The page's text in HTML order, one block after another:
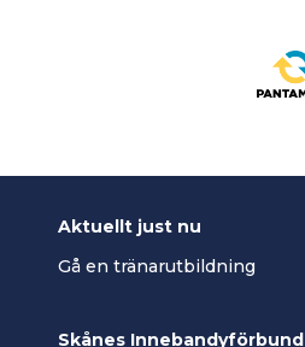
Aktuellt just nu
Gå en tränarutbildning
Skånes Innebandyförbund